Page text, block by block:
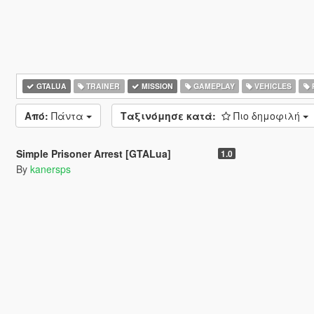
GTALUA TRAINER MISSION GAMEPLAY VEHICLES
Από: Πάντα Ταξινόμησε κατά: Πιο δημοφιλή
5.0 2.196 33
Simple Prisoner Arrest [GTALua] 1.0
By kanersps